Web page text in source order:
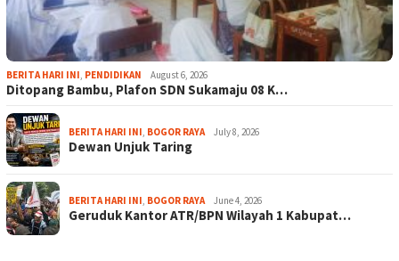
BERITA HARI INI PENDIDIKAN August 6, 2026
Ditopang Bambu, Plafon SDN Sukamaju 08 K…
BERITA HARI INI BOGOR RAYA July 8, 2026
Dewan Unjuk Taring
BERITA HARI INI BOGOR RAYA June 4, 2026
Geruduk Kantor ATR/BPN Wilayah 1 Kabupat…